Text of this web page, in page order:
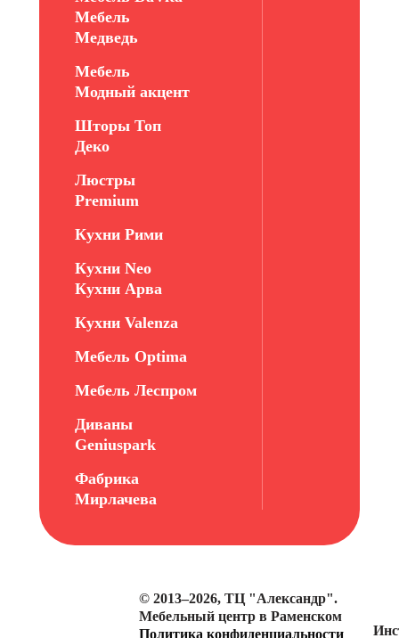
Мебель
Медведь
Мебель
Модный акцент
Шторы Топ
Деко
Люстры
Premium
Кухни Рими
Кухни Neo
Кухни Арва
Кухни Valenza
Мебель Optima
Мебель Леспром
Диваны
Geniuspark
Фабрика
Мирлачева
© 2013–2026, ТЦ "Александр".
Мебельный центр в Раменском
Политика конфиденциальности